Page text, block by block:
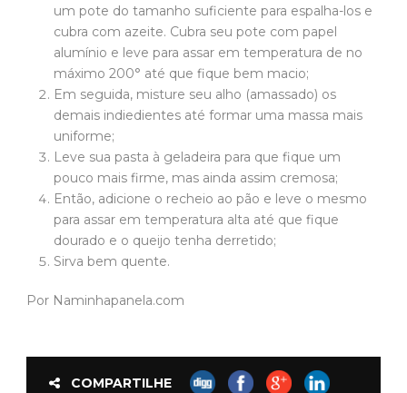
um pote do tamanho suficiente para espalha-los e
cubra com azeite. Cubra seu pote com papel
alumínio e leve para assar em temperatura de no
máximo 200° até que fique bem macio;
Em seguida, misture seu alho (amassado) os
demais indiedientes até formar uma massa mais
uniforme;
Leve sua pasta à geladeira para que fique um
pouco mais firme, mas ainda assim cremosa;
Então, adicione o recheio ao pão e leve o mesmo
para assar em temperatura alta até que fique
dourado e o queijo tenha derretido;
Sirva bem quente.
Por Naminhapanela.com
COMPARTILHE